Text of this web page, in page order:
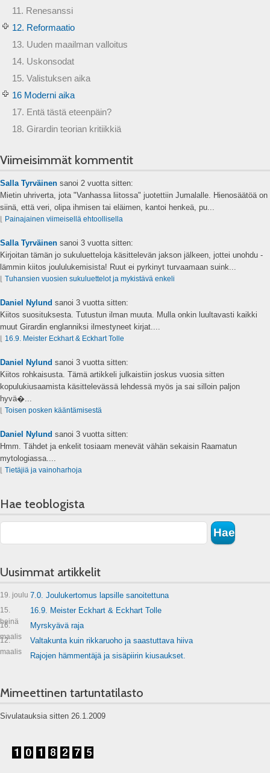
11. Renesanssi
12. Reformaatio
13. Uuden maailman valloitus
14. Uskonsodat
15. Valistuksen aika
16 Moderni aika
17. Entä tästä eteenpäin?
18. Girardin teorian kritiikkiä
Viimeisimmät kommentit
Salla Tyrväinen sanoi 2 vuotta sitten:
Mietin uhriverta, jota "Vanhassa liitossa" juotettiin Jumalalle. Hienosäätöä on
siinä, että veri, olipa ihmisen tai eläimen, kantoi henkeä, pu...
Painajainen viimeisellä ehtoollisella
Salla Tyrväinen sanoi 3 vuotta sitten:
Kirjoitan tämän jo sukuluetteloja käsittelevän jakson jälkeen, jottei unohdu -
lämmin kiitos joululukemisista! Ruut ei pyrkinyt turvaamaan suink...
Tuhansien vuosien sukuluettelot ja mykistävä enkeli
Daniel Nylund sanoi 3 vuotta sitten:
Kiitos suosituksesta. Tutustun ilman muuta. Mulla onkin luultavasti kaikki
muut Girardin englanniksi ilmestyneet kirjat....
16.9. Meister Eckhart & Eckhart Tolle
Daniel Nylund sanoi 3 vuotta sitten:
Kiitos rohkaisusta. Tämä artikkeli julkaistiin joskus vuosia sitten
kopulukiusaamista käsittelevässä lehdessä myös ja sai silloin paljon
hyvä�...
Toisen posken kääntämisestä
Daniel Nylund sanoi 3 vuotta sitten:
Hmm. Tähdet ja enkelit tosiaam menevät vähän sekaisin Raamatun
mytologiassa....
Tietäjiä ja vainoharhoja
Hae teoblogista
Uusimmat artikkelit
19. joulu 7.0. Joulukertomus lapsille sanoitettuna
15.
heinä
16.9. Meister Eckhart & Eckhart Tolle
16.
maalis
Myrskyävä raja
12.
maalis
Valtakunta kuin rikkaruoho ja saastuttava hiiva
Rajojen hämmentäjä ja sisäpiirin kiusaukset.
Mimeettinen tartuntatilasto
Sivulatauksia sitten 26.1.2009